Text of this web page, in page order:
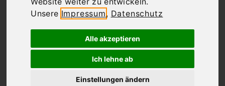
Unsere Impressum, Datenschutz
Alle akzeptieren
Ich lehne ab
Einstellungen ändern